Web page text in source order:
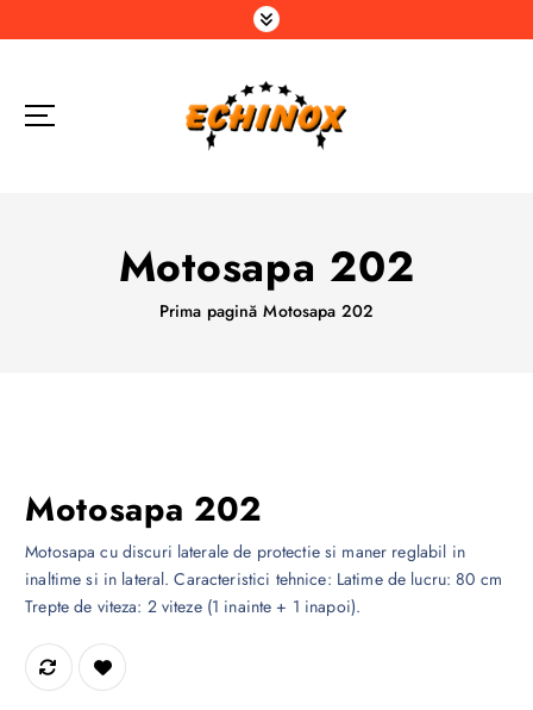
a
Motosapa 202
Prima pagină Motosapa 202
Motosapa 202
Motosapa cu discuri laterale de protectie si maner reglabil in
inaltime si in lateral. Caracteristici tehnice: Latime de lucru: 80 cm
Trepte de viteza: 2 viteze (1 inainte + 1 inapoi).